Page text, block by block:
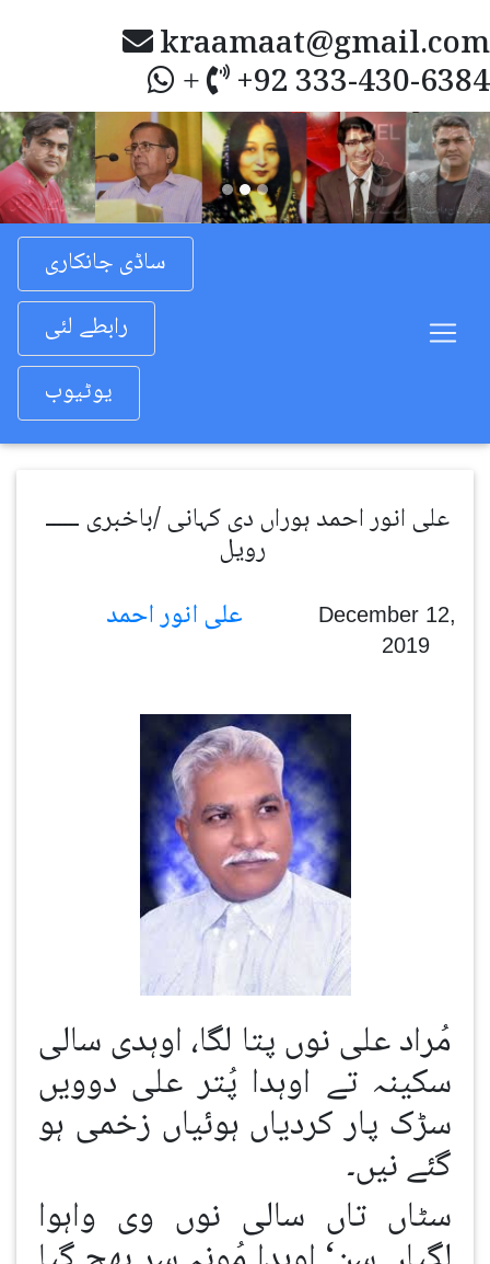
kraamaat@gmail.com
+ +92 333-430-6384
Previous
ساڈی جانکاری
رابطے لئی
یوٹیوب
December 12,
2019
مُراد علی نوں پتا لگا، اوہدی سالی
سکینہ تے اوہدا پُتر علی دوویں
سڑک پار کردیاں ہوئیاں زخمی ہو
گئے نیں۔
سٹاں تاں سالی نوں وی واہوا